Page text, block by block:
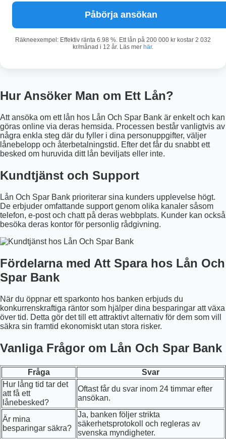
Påbörja ansökan
Räkneexempel: Effektiv ränta 6.98 %. Ett lån på 200 000 kr kostar 2 032
kr/månad i 12 år. Läs mer här.
Hur Ansöker Man om Ett Lån?
Att ansöka om ett lån hos Lån Och Spar Bank är enkelt och kan
göras online via deras hemsida. Processen består vanligtvis av
några enkla steg där du fyller i dina personuppgifter, väljer
lånebelopp och återbetalningstid. Efter det får du snabbt ett
besked om huruvida ditt lån beviljats eller inte.
Kundtjänst och Support
Lån Och Spar Bank prioriterar sina kunders upplevelse högt.
De erbjuder omfattande support genom olika kanaler såsom
telefon, e-post och chatt på deras webbplats. Kunder kan också
besöka deras kontor för personlig rådgivning.
Fördelarna med Att Spara hos Lån Och
Spar Bank
När du öppnar ett sparkonto hos banken erbjuds du
konkurrenskraftiga räntor som hjälper dina besparingar att växa
över tid. Detta gör det till ett attraktivt alternativ för dem som vill
säkra sin framtid ekonomiskt utan stora risker.
Vanliga Frågor om Lån Och Spar Bank
Fråga
Svar
Hur lång tid tar det
att få ett
lånebesked?
Oftast får du svar inom 24 timmar efter
ansökan.
Är mina
besparingar säkra?
Ja, banken följer strikta
säkerhetsprotokoll och regleras av
svenska myndigheter.